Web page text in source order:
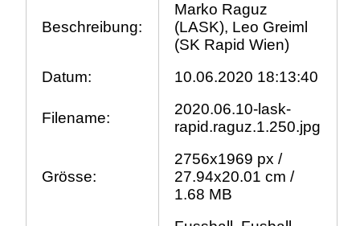
Beschreibung:
Marko Raguz
(LASK), Leo Greiml
(SK Rapid Wien)
Datum:
10.06.2020 18:13:40
Filename:
2020.06.10-lask-
rapid.raguz.1.250.jpg
Grösse:
2756x1969 px /
27.94x20.01 cm /
1.68 MB